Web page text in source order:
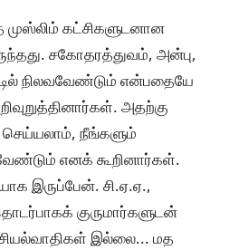
கட்சிகளுடனான
சகோதரத்துவம், அன்பு,
நிலவவேண்டும் என்பதையே
அதற்கு
நீங்களும்
எனக் கூறினார்கள்.
இருப்பேன். சி.ஏ.ஏ.,
குருமார்களுடன்
இல்லை... மத